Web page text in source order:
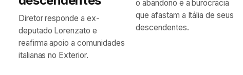
Diretor responde a ex-
deputado Lorenzato e
reafirma apoio a comunidades
italianas no Exterior.
o abandono e a burocracia
que afastam a Itália de seus
descendentes.